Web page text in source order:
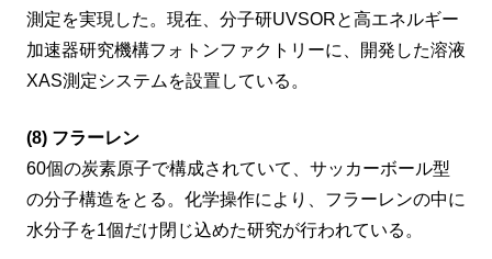
測定を実現した。現在、分子研UVSORと高エネルギー
加速器研究機構フォトンファクトリーに、開発した溶液
XAS測定システムを設置している。
(8) フラーレン
60個の炭素原子で構成されていて、サッカーボール型
の分子構造をとる。化学操作により、フラーレンの中に
水分子を1個だけ閉じ込めた研究が行われている。